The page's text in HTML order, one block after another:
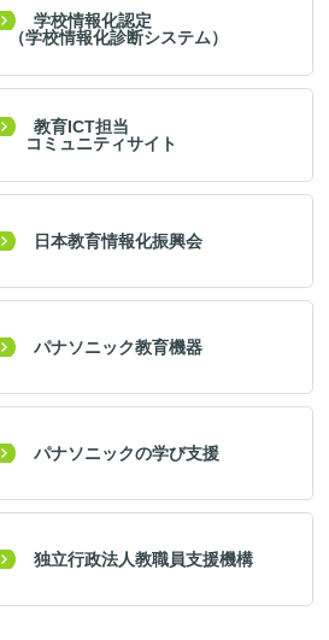
学校情報化認定
（学校情報化診断システム）
教育ICT担当
コミュニティサイト
日本教育情報化振興会
パナソニック教育機器
パナソニックの学び支援
独立行政法人教職員支援機構